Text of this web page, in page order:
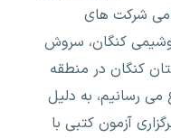
شرکت های
کنگان، سروش
کنگان در منطقه
رسانیم، به دلیل
آزمون کتبی با